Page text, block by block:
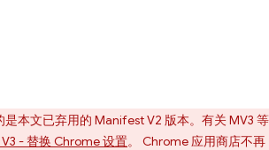
是本文已弃用的 Manifest V2 版本。有关 MV3 等
- 替换 Chrome 设置。 Chrome 应用商店不再